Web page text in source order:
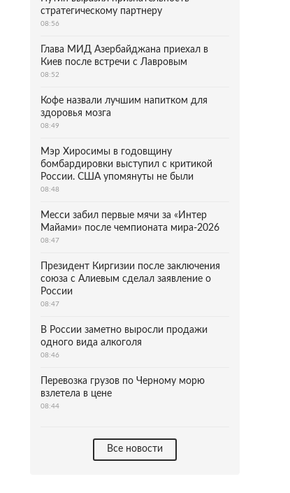
стратегическому партнеру
08:56
Глава МИД Азербайджана приехал в
Киев после встречи с Лавровым
08:52
Кофе назвали лучшим напитком для
здоровья мозга
08:49
Мэр Хиросимы в годовщину
бомбардировки выступил с критикой
России. США упомянуты не были
08:48
Месси забил первые мячи за «Интер
Майами» после чемпионата мира-2026
08:47
Президент Киргизии после заключения
союза с Алиевым сделал заявление о
России
08:47
В России заметно выросли продажи
одного вида алкоголя
08:46
Перевозка грузов по Черному морю
взлетела в цене
08:44
Все новости